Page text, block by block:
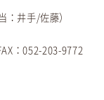
井手/佐藤）
203-9772